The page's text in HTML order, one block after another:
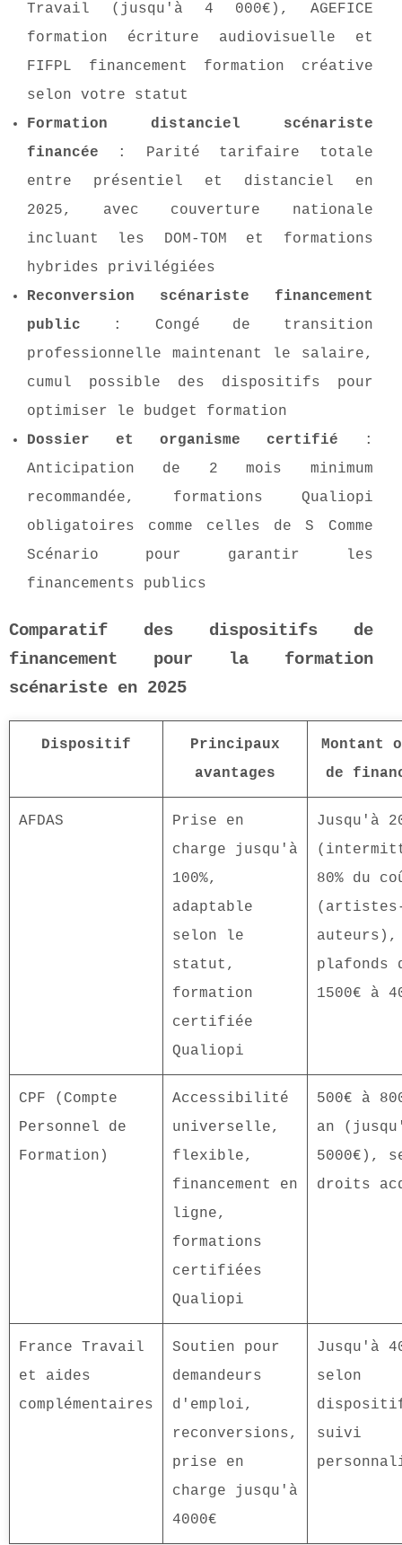
Travail (jusqu'à 4 000€), AGEFICE
formation écriture audiovisuelle et
FIFPL financement formation créative
selon votre statut
Formation distanciel scénariste
financée : Parité tarifaire totale
entre présentiel et distanciel en
2025, avec couverture nationale
incluant les DOM-TOM et formations
hybrides privilégiées
Reconversion scénariste financement
public : Congé de transition
professionnelle maintenant le salaire,
cumul possible des dispositifs pour
optimiser le budget formation
Dossier et organisme certifié :
Anticipation de 2 mois minimum
recommandée, formations Qualiopi
obligatoires comme celles de S Comme
Scénario pour garantir les
financements publics
Comparatif des dispositifs de
financement pour la formation
scénariste en 2025
Dispositif
Principaux
avantages
Montant
de
AFDAS
Prise en
charge jusqu'à
100%,
adaptable
selon le
statut,
formation
certifiée
Qualiopi
Jusqu'à
80% du
auteurs),
plafonds
1500€ à
CPF (Compte
Personnel de
Formation)
Accessibilité
universelle,
flexible,
financement en
ligne,
formations
certifiées
Qualiopi
500€ à
an
5000€),
droits
France Travail
et aides
complémentaires
Soutien pour
demandeurs
d'emploi,
reconversions,
prise en
charge jusqu'à
4000€
Jusqu'à
selon
suivi